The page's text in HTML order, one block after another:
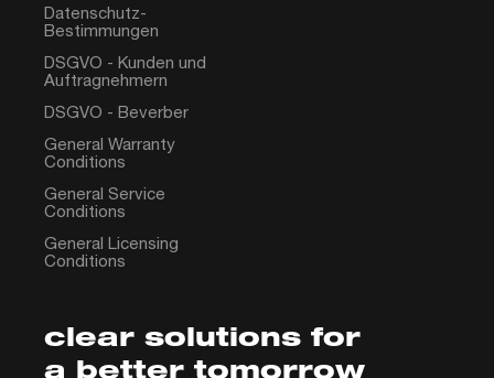
Datenschutz-
Bestimmungen
DSGVO - Kunden und
Auftragnehmern
DSGVO - Beverber
General Warranty
Conditions
General Service
Conditions
General Licensing
Conditions
clear solutions for